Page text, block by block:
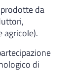
da
di